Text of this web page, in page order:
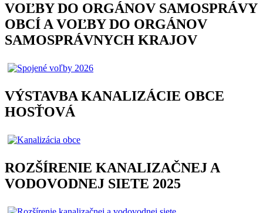
VOĽBY DO ORGÁNOV SAMOSPRÁVY
OBCÍ A VOĽBY DO ORGÁNOV
SAMOSPRÁVNYCH KRAJOV
VÝSTAVBA KANALIZÁCIE OBCE
HOSŤOVÁ
ROZŠÍRENIE KANALIZAČNEJ A
VODOVODNEJ SIETE 2025